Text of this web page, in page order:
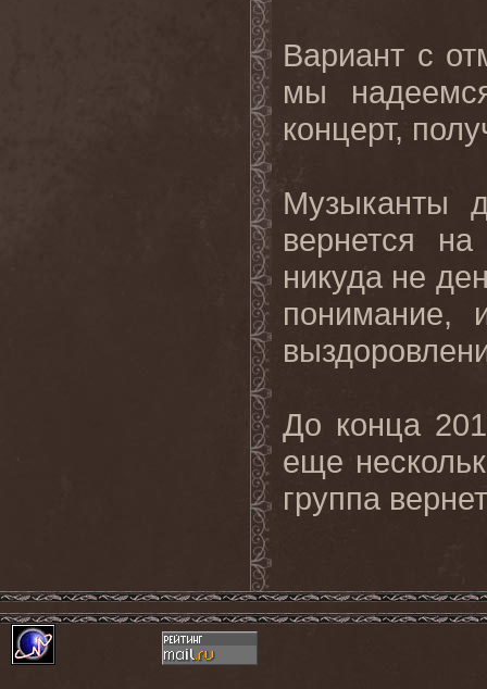
Вариант с
мы
концерт,
Музыканты
вернется
никуда не
понимание,
До конца
еще
группа